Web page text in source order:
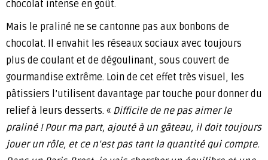
chocolat intense en goût.
Mais le praliné ne se cantonne pas aux bonbons de
chocolat. Il envahit les réseaux sociaux avec toujours
plus de coulant et de dégoulinant, sous couvert de
gourmandise extrême. Loin de cet effet très visuel, les
pâtissiers l’utilisent davantage par touche pour donner du
relief à leurs desserts. « Difficile de ne pas aimer le
praliné ! Pour ma part, ajouté à un gâteau, il doit toujours
jouer un rôle, et ce n’est pas tant la quantité qui compte.